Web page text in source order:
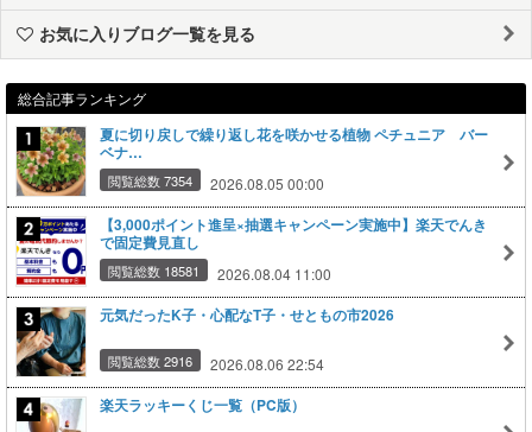
お気に入りブログ一覧を見る
総合記事ランキング
夏に切り戻しで繰り返し花を咲かせる植物 ペチュニア バー
ベナ…
閲覧総数 7354 2026.08.05 00:00
【3,000ポイント進呈×抽選キャンペーン実施中】楽天でんき
で固定費見直し
閲覧総数 18581 2026.08.04 11:00
元気だったK子・心配なT子・せともの市2026
閲覧総数 2916 2026.08.06 22:54
楽天ラッキーくじ一覧（PC版）